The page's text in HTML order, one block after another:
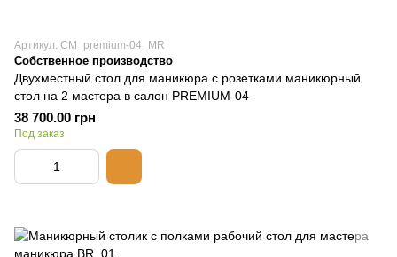
Артикул: CM_premium-04_MR
Собственное производство
Двухместный стол для маникюра с розетками маникюрный
стол на 2 мастера в салон PREMIUM-04
38 700.00 грн
Под заказ